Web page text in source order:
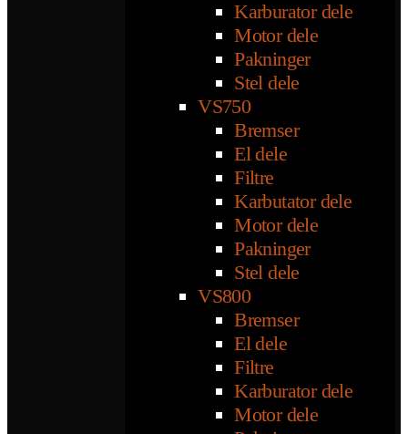
Karburator dele
Motor dele
Pakninger
Stel dele
VS750
Bremser
El dele
Filtre
Karbutator dele
Motor dele
Pakninger
Stel dele
VS800
Bremser
El dele
Filtre
Karburator dele
Motor dele